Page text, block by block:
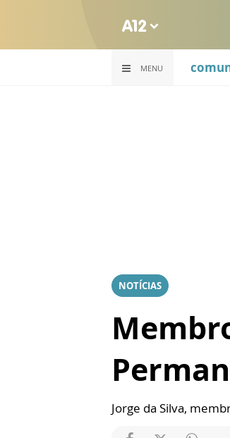
MENU
NOTÍCIAS
Jorge da Silva,